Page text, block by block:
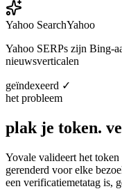
Yahoo SearchYahoo
Yahoo SERPs zijn Bing-
nieuwsverticalen
geïndexeerd ✓
het probleem
plak je token.
Yovale valideert het
gerenderd voor elke
een verificatiemetatag is,